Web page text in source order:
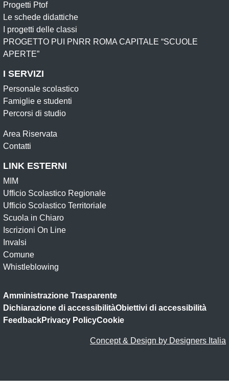
Progetti Ptof
Le schede didattiche
I progetti delle classi
PROGETTO PUI PNRR ROMA CAPITALE “SCUOLE
APERTE”
I SERVIZI
Personale scolastico
Famiglie e studenti
Percorsi di studio
Area Riservata
Contatti
LINK ESTERNI
MIM
Ufficio Scolastico Regionale
Ufficio Scolastico Territoriale
Scuola in Chiaro
Iscrizioni On Line
Invalsi
Comune
Whistleblowing
Amministrazione Trasparente
Dichiarazione di accessibilitàObiettivi di accessibilità
FeedbackPrivacy PolicyCookie
Concept & Design by Designers Italia